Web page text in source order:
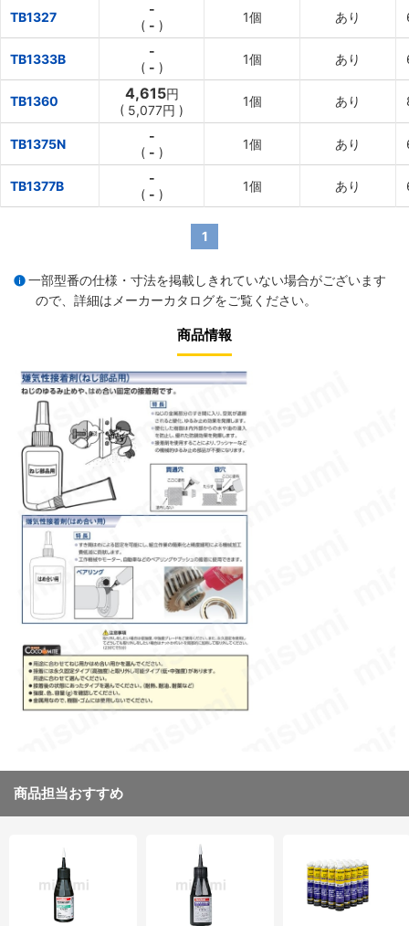
TB1327
-
( - )
1個 あり
TB1333B
-
( - )
1個 あり
TB1360 4,615円
( 5,077円 )
1個 あり
TB1375N
-
( - )
1個 あり
TB1377B
-
( - )
1個 あり
1
一部型番の仕様・寸法を掲載しきれていない場合がございます
ので、詳細は メーカーカタログをご覧ください。
商品情報
商品担当おすすめ